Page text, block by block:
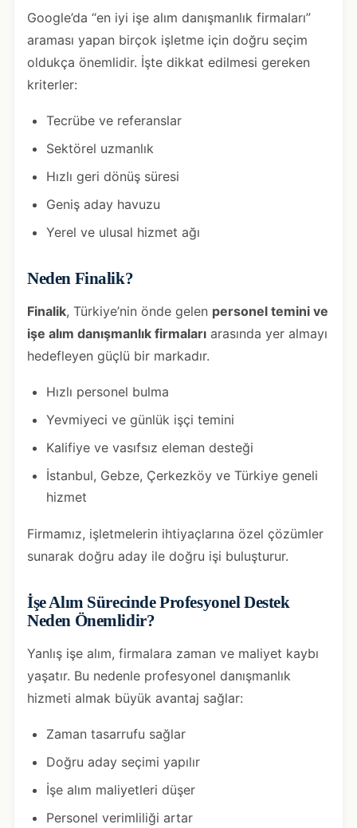
Google’da “en iyi işe alım danışmanlık firmaları”
araması yapan birçok işletme için doğru seçim
oldukça önemlidir. İşte dikkat edilmesi gereken
kriterler:
Tecrübe ve referanslar
Sektörel uzmanlık
Hızlı geri dönüş süresi
Geniş aday havuzu
Yerel ve ulusal hizmet ağı
Neden Finalik?
Finalik, Türkiye’nin önde gelen personel temini ve
işe alım danışmanlık firmaları arasında yer almayı
hedefleyen güçlü bir markadır.
Hızlı personel bulma
Yevmiyeci ve günlük işçi temini
Kalifiye ve vasıfsız eleman desteği
İstanbul, Gebze, Çerkezköy ve Türkiye geneli
hizmet
Firmamız, işletmelerin ihtiyaçlarına özel çözümler
sunarak doğru aday ile doğru işi buluşturur.
İşe Alım Sürecinde Profesyonel Destek
Neden Önemlidir?
Yanlış işe alım, firmalara zaman ve maliyet kaybı
yaşatır. Bu nedenle profesyonel danışmanlık
hizmeti almak büyük avantaj sağlar:
Zaman tasarrufu sağlar
Doğru aday seçimi yapılır
İşe alım maliyetleri düşer
Personel verimliliği artar